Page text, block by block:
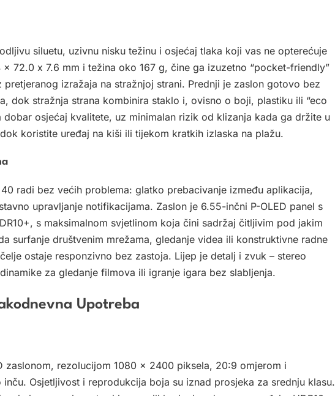
siluetu, uzivnu nisku težinu i osjećaj tlaka koji vas ne opterećuje
72.0 x 7.6 mm i težina oko 167 g, čine ga izuzetno “pocket-friendly”
izražaja na stražnjoj strani. Prednji je zaslon gotovo bez
dok stražnja strana kombinira staklo i, ovisno o boji, plastiku ili “eco
dobar osjećaj kvalitete, uz minimalan rizik od klizanja kada ga držite u
koristite uređaj na kiši ili tijekom kratkih izlaska na plažu.
radi bez većih problema: glatko prebacivanje između aplikacija,
upravljanje notifikacijama. Zaslon je 6.55-inčni P-OLED panel s
s maksimalnom svjetlinom koja čini sadržaj čitljivim pod jakim
surfanje društvenim mrežama, gledanje videa ili konstruktivne radne
ostaje responzivno bez zastoja. Lijep je detalj i zvuk – stereo
za gledanje filmova ili igranje igara bez slabljenja.
Upotreba
zaslonom, rezolucijom 1080 x 2400 piksela, 20:9 omjerom i
Osjetljivost i reprodukcija boja su iznad prosjeka za srednju klasu.